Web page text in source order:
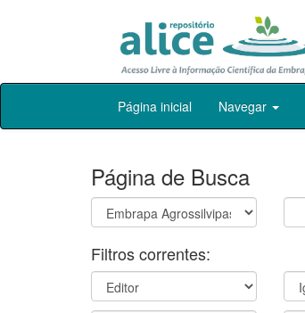
Skip
Página inicial Navegar
Página de Busca
Filtros correntes: